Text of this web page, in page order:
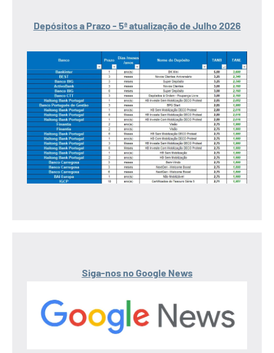
Depósitos a Prazo - 5ª atualização de Julho 2026
Siga-nos no Google News